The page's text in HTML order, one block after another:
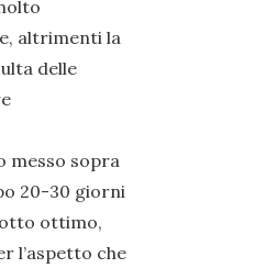
altrimenti la
delle
messo sopra
20-30 giorni
ottimo,
l’aspetto che